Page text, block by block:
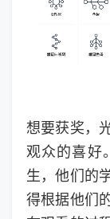
想要获奖，
观众的喜好
生，他们的
得根据他们